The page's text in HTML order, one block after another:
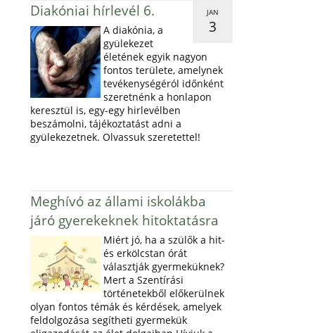
JAN
3
Diakóniai hírlevél 6.
A diakónia, a
gyülekezet
életének egyik nagyon
fontos területe, amelynek
tevékenységéról időnként
szeretnénk a honlapon
keresztül is, egy-egy hirlevélben
beszámolni, tájékoztatást adni a
gyülekezetnek. Olvassuk szeretettel!
Meghívó az állami iskolákba
járó gyerekeknek hitoktatásra
Miért jó, ha a szülők a hit-
és erkölcstan órát
választják gyermeküknek?
Mert a Szentírási
történetekből előkerülnek
olyan fontos témák és kérdések, amelyek
feldolgozása segítheti gyermekük